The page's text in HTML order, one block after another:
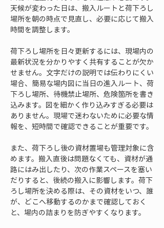
天候が変わった日は、搬入ルートと荷下ろし
場所を朝の時点で見直し、必要に応じて搬入
時間を調整します。
荷下ろし場所を日々更新するには、現場内の
最新状況を分かりやすく共有することが欠か
せません。文字だけの説明では伝わりにくい
場合、簡易な場内図に当日の進入ルート、荷
下ろし場所、待機禁止場所、危険箇所を書き
込みます。図を細かく作り込みすぎる必要は
ありません。現場で迷わないために必要な情
報を、短時間で確認できることが重要です。
また、荷下ろし後の資材置場も管理対象に含
めます。搬入直後は問題なくても、資材が通
路にはみ出したり、次の作業スペースを塞い
だりすると、後続の搬入に影響します。荷下
ろし場所を決める際は、その資材をいつ、誰
が、どこへ移動するのかまで確認しておく
と、場内の詰まりを防ぎやすくなります。